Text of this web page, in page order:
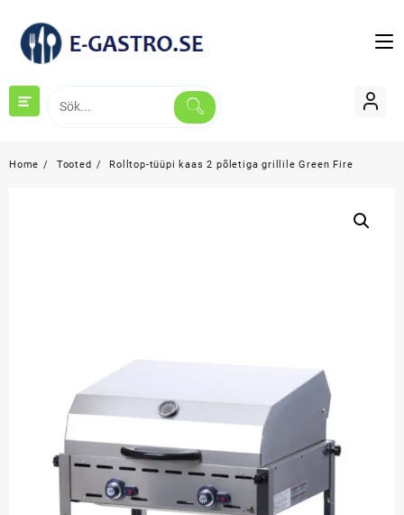
content
Home Tooted Rolltop-tüüpi kaas 2 põletiga grillile Green Fire